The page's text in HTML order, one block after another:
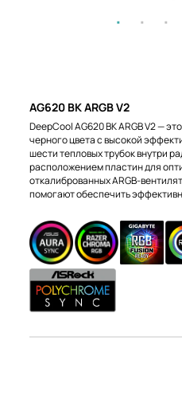
AG620 BK ARGB V2
DeepCool AG620 BK ARGB V2 —
черного цвета с высокой
шести тепловых трубок внутри
расположением пластин для
откалиброванных ARGB-
помогают обеспечить